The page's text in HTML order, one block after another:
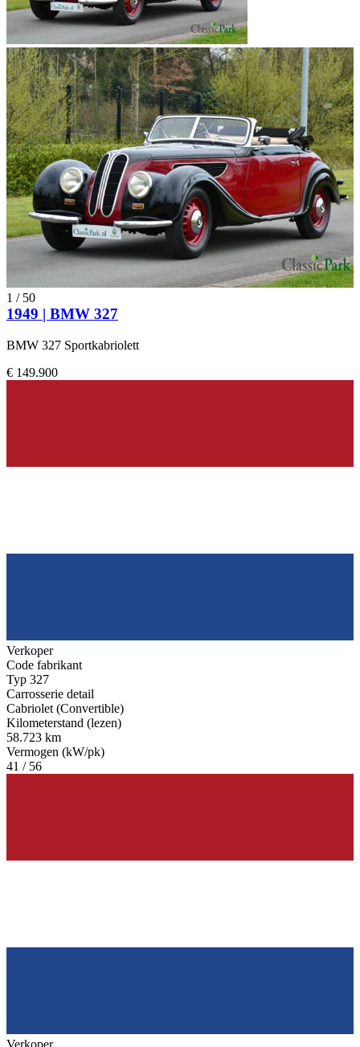
1 / 50
1949 | BMW 327
BMW 327 Sportkabriolett
€ 149.900
Verkoper
Code fabrikant
Typ 327
Carrosserie detail
Cabriolet (Convertible)
Kilometerstand (lezen)
58.723 km
Vermogen (kW/pk)
41 / 56
Verkoper